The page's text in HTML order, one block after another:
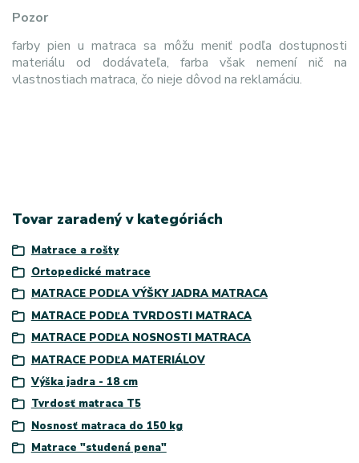
Pozor
farby pien u matraca sa môžu meniť podľa dostupnosti
materiálu od dodávateľa, farba však nemení nič na
vlastnostiach matraca, čo nieje dôvod na reklamáciu.
Tovar zaradený v kategóriách
Matrace a rošty
Ortopedické matrace
MATRACE PODĽA VÝŠKY JADRA MATRACA
MATRACE PODĽA TVRDOSTI MATRACA
MATRACE PODĽA NOSNOSTI MATRACA
MATRACE PODĽA MATERIÁLOV
Výška jadra - 18 cm
Tvrdosť matraca T5
Nosnosť matraca do 150 kg
Matrace "studená pena"